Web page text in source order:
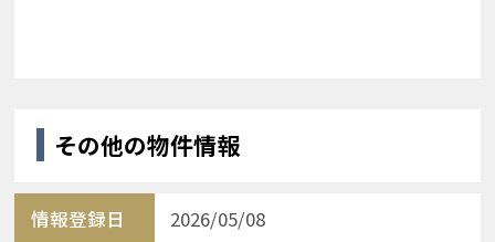
その他の物件情報
情報登録日 2026/05/08